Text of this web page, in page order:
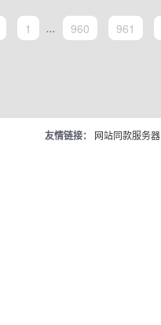
1 ... 960 961
友情链接： 网站同款服务器